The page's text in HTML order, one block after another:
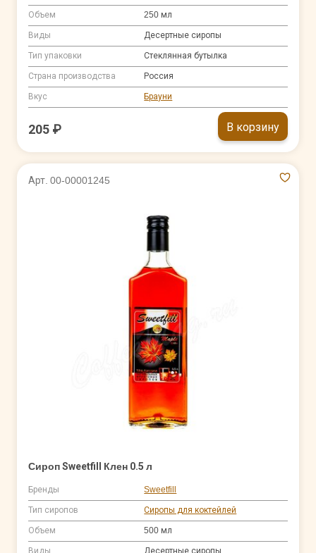
Объем 250 мл
Виды Десертные сиропы
Тип упаковки Стеклянная бутылка
Страна производства Россия
Вкус Брауни
205 ₽ В корзину
Арт. 00-00001245
Сироп Sweetfill Клен 0.5 л
Бренды Sweetfill
Тип сиропов Сиропы для коктейлей
Объем 500 мл
Виды Десертные сиропы